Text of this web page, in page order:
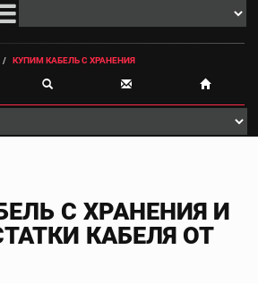
КУПИМ КАБЕЛЬ С ХРАНЕНИЯ
С ХРАНЕНИЯ И
КАБЕЛЯ ОТ